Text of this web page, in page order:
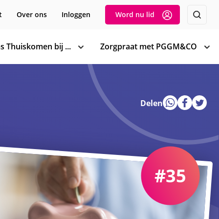
Over ons Inloggen Word nu lid
Thuiskomen bij ...
toon
Zorgpraat met PGGM&CO
Delen
#35